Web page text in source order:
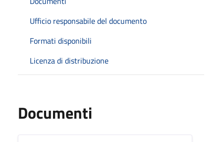
Ufficio responsabile del documento
Formati disponibili
Licenza di distribuzione
Documenti